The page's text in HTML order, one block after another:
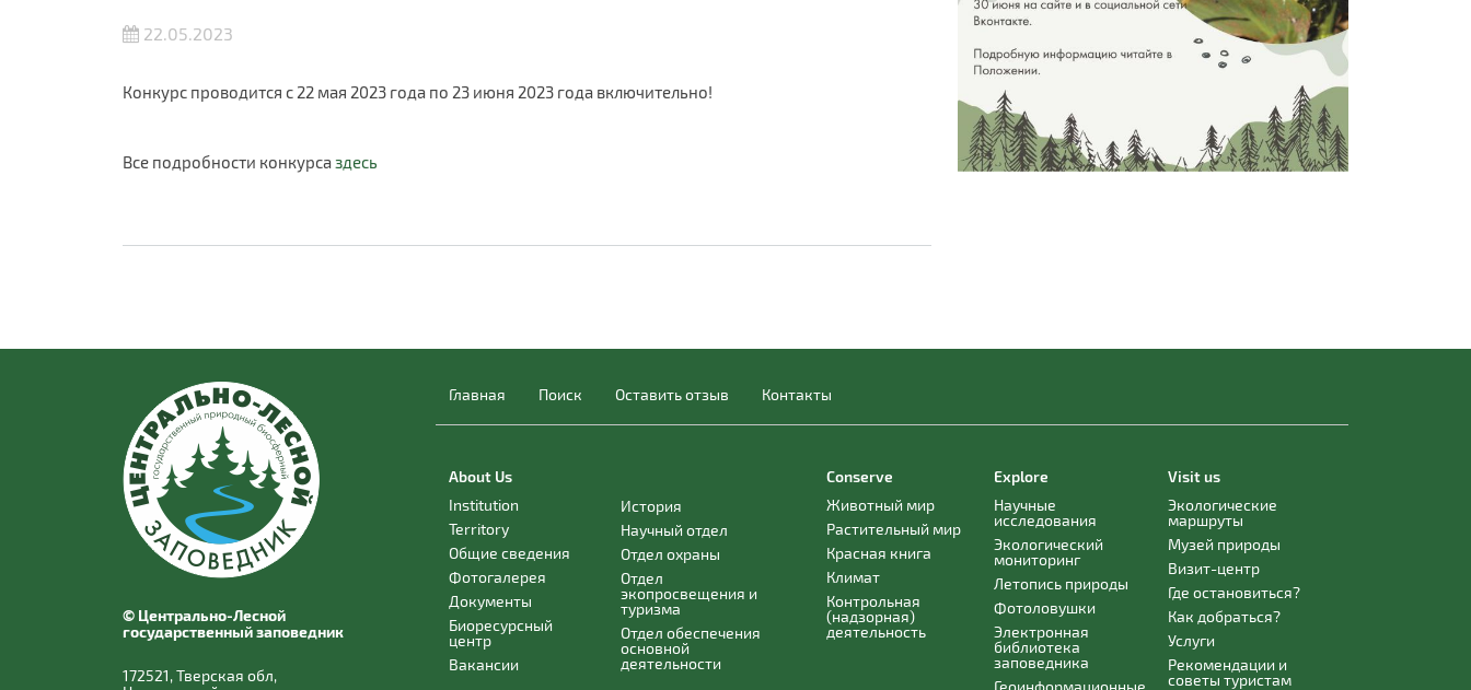
22.05.2023
Конкурс проводится с 22 мая 2023 года по 23 июня 2023 года включительно!
Все подробности конкурсаздесь
© Центрально-Лесной
государственный заповедник
172521, Тверская обл,
Главная Поиск Оставить отзыв Контакты
About Us
Institution
Territory
Общие сведения
Фотогалерея
Документы
Биоресурсный
центр
Вакансии
История
Научный отдел
Отдел охраны
Отдел
экопросвещения и
туризма
Отдел обеспечения
основной
деятельности
Conserve
Животный мир
Растительный мир
Красная книга
Климат
Контрольная
(надзорная)
деятельность
Explore
Научные
исследования
Экологический
мониторинг
Летопись природы
Фотоловушки
Электронная
библиотека
заповедника
Геоинформационные
Visit us
Экологические
маршруты
Музей природы
Визит-центр
Где остановиться?
Как добраться?
Услуги
Рекомендации и
советы туристам